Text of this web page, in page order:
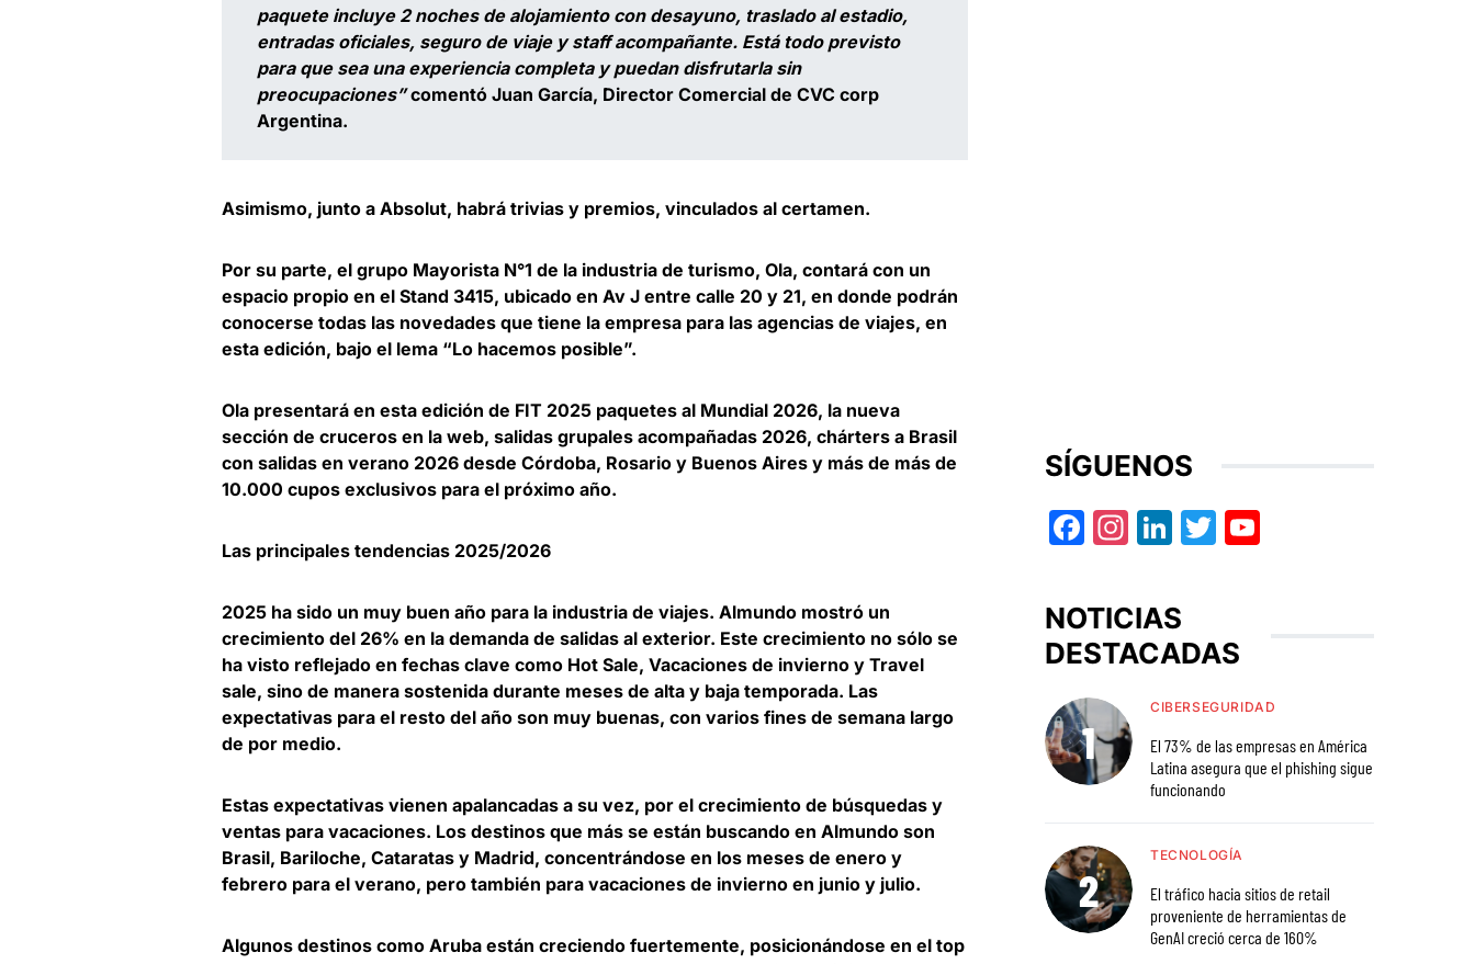
paquete incluye 2 noches de alojamiento con desayuno, traslado al estadio,
entradas oficiales, seguro de viaje y staff acompañante. Está todo previsto
para que sea una experiencia completa y puedan disfrutarla sin
preocupaciones”comentó Juan García, Director Comercial de CVC corp
Argentina.
Asimismo, junto a Absolut, habrá trivias y premios, vinculados al certamen.
Por su parte, el grupo Mayorista N°1 de la industria de turismo, Ola, contará con un
espacio propio en el Stand 3415, ubicado en Av J entre calle 20 y 21, en donde podrán
conocerse todas las novedades que tiene la empresa para las agencias de viajes, en
esta edición, bajo el lema “Lo hacemos posible”.
Ola presentará en esta edición de FIT 2025 paquetes al Mundial 2026, la nueva
sección de cruceros en la web, salidas grupales acompañadas 2026, chárters a Brasil
con salidas en verano 2026 desde Córdoba, Rosario y Buenos Aires y más de más de
10.000 cupos exclusivos para el próximo año.
Las principales tendencias 2025/2026
2025 ha sido un muy buen año para la industria de viajes. Almundo mostró un
crecimiento del 26% en la demanda de salidas al exterior. Este crecimiento no sólo se
ha visto reflejado en fechas clave como Hot Sale, Vacaciones de invierno y Travel
sale, sino de manera sostenida durante meses de alta y baja temporada. Las
expectativas para el resto del año son muy buenas, con varios fines de semana largo
de por medio.
Estas expectativas vienen apalancadas a su vez, por el crecimiento de búsquedas y
ventas para vacaciones. Los destinos que más se están buscando en Almundo son
Brasil, Bariloche, Cataratas y Madrid, concentrándose en los meses de enero y
febrero para el verano, pero también para vacaciones de invierno en junio y julio.
Algunos destinos como Aruba están creciendo fuertemente, posicionándose en el top
SÍGUENOS
Facebook
Instagram
LinkedIn
Twitter
NOTICIAS
DESTACADAS
CIBERSEGURIDAD
El 73% de las empresas en América
Latina asegura que el phishing sigue
funcionando
TECNOLOGÍA
El tráfico hacia sitios de retail
proveniente de herramientas de
GenAI creció cerca de 160%